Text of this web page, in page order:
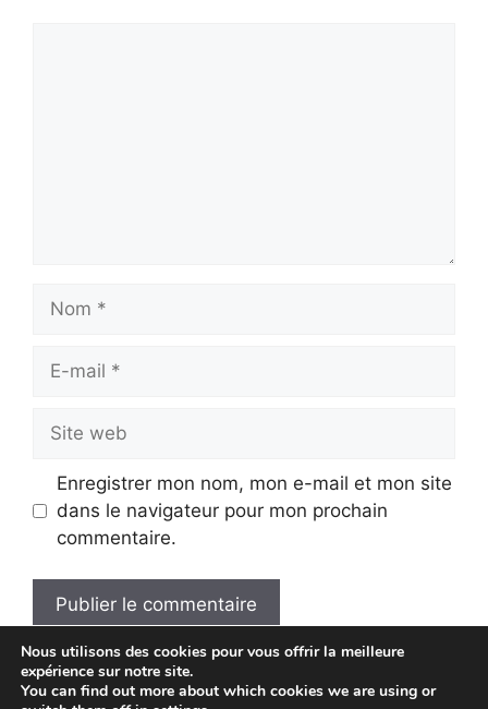
mail
web
Enregistrer mon nom, mon e-mail et mon site
dans le navigateur pour mon prochain
commentaire.
A
l
Nous utilisons des cookies pour vous offrir la meilleure
expérience sur notre site.
You can find out more about which cookies we are using or